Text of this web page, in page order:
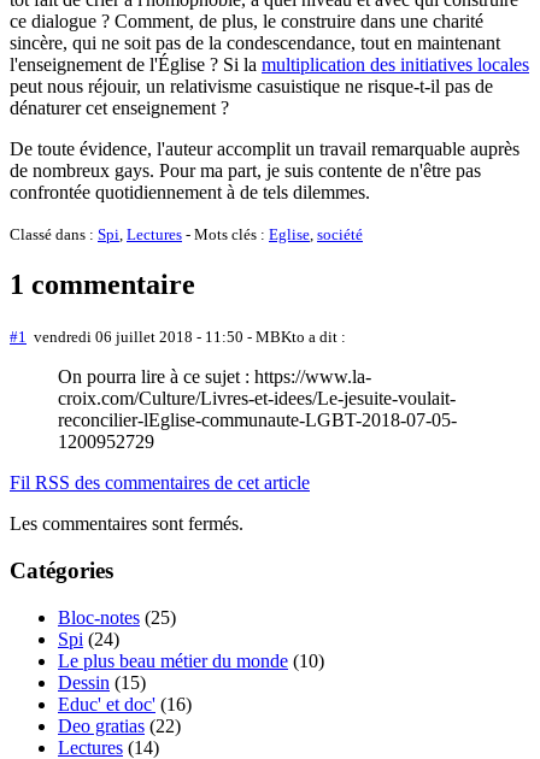
ce dialogue ? Comment, de plus, le construire dans une charité
sincère, qui ne soit pas de la condescendance, tout en maintenant
l'enseignement de l'Église ? Si la multiplication des initiatives locales
peut nous réjouir, un relativisme casuistique ne risque-t-il pas de
dénaturer cet enseignement ?
De toute évidence, l'auteur accomplit un travail remarquable auprès
de nombreux gays. Pour ma part, je suis contente de n'être pas
confrontée quotidiennement à de tels dilemmes.
Classé dans : Spi, Lectures - Mots clés : Eglise, société
1 commentaire
#1 vendredi 06 juillet 2018 - 11:50 - MBKto a dit :
On pourra lire à ce sujet : https://www.la-
croix.com/Culture/Livres-et-idees/Le-jesuite-voulait-
reconcilier-lEglise-communaute-LGBT-2018-07-05-
1200952729
Fil RSS des commentaires de cet article
Les commentaires sont fermés.
Catégories
Bloc-notes (25)
Spi (24)
Le plus beau métier du monde (10)
Dessin (15)
Educ' et doc' (16)
Deo gratias (22)
Lectures (14)